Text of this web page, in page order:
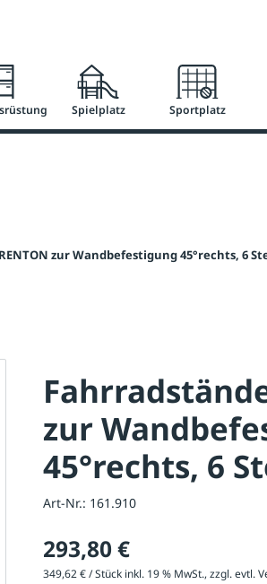
Spielplatz Sportplatz
zur Wandbefestigung 45°rechts, 6
zur
45°rechts, 6
Art-Nr.: 161.910
293,80 €
349,62 € / Stück inkl. 19 % MwSt., zzgl. evtl.